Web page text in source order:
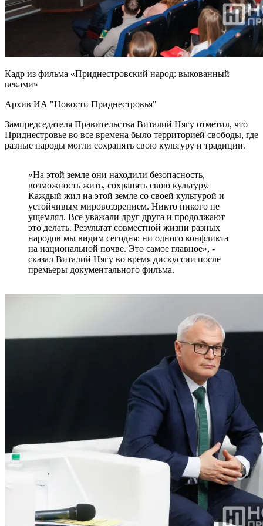
Кадр из фильма «Приднестровский народ: выкованный
веками»
Архив ИА "Новости Приднестровья"
Зампредседателя Правительства Виталий Нягу отметил, что
Приднестровье во все времена было территорией свободы, где
разные народы могли сохранять свою культуру и традиции.
«На этой земле они находили безопасность,
возможность жить, сохранять свою культуру.
Каждый жил на этой земле со своей культурой и
устойчивым мировоззрением. Никто никого не
ущемлял. Все уважали друг друга и продолжают
это делать. Результат совместной жизни разных
народов мы видим сегодня: ни одного конфликта
на национальной почве. Это самое главное», -
сказал Виталий Нягу во время дискуссии после
премьеры документального фильма.